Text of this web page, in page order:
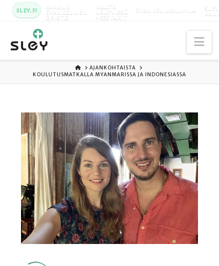
SLEY.FI KARKUN
EVANKELINEN
OPISTO
MAATA
NÄKYVISSÄ
-FESTARIT
EVANKELIUMIJUHLA
ETUSIVU
AJANKOHTAISTA
KOULUTUSMATKALLA MYANMARISSA JA INDONESIASSA